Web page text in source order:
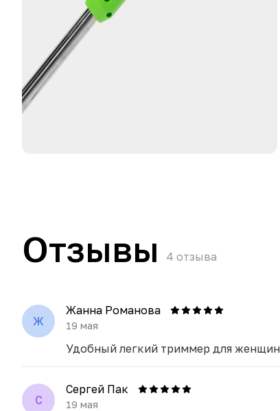
Отзывы 4 отзыва
Ж
Жанна Романова
19 мая
Удобный легкий триммер для
С
Сергей Пак
19 мая